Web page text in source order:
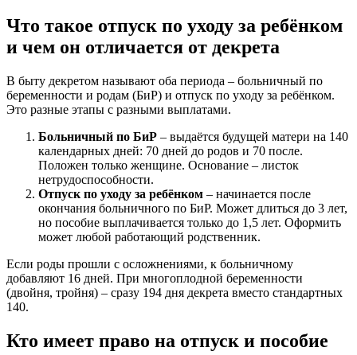
Что такое отпуск по уходу за ребёнком
и чем он отличается от декрета
В быту декретом называют оба периода – больничный по
беременности и родам (БиР) и отпуск по уходу за ребёнком.
Это разные этапы с разными выплатами.
Больничный по БиР – выдаётся будущей матери на 140
календарных дней: 70 дней до родов и 70 после.
Положен только женщине. Основание – листок
нетрудоспособности.
Отпуск по уходу за ребёнком – начинается после
окончания больничного по БиР. Может длиться до 3 лет,
но пособие выплачивается только до 1,5 лет. Оформить
может любой работающий родственник.
Если роды прошли с осложнениями, к больничному
добавляют 16 дней. При многоплодной беременности
(двойня, тройня) – сразу 194 дня декрета вместо стандартных
140.
Кто имеет право на отпуск и пособие